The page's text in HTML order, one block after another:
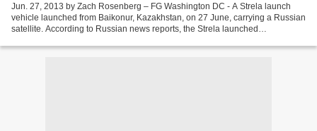
Jun. 27, 2013 by Zach Rosenberg – FG Washington DC - A Strela launch
vehicle launched from Baikonur, Kazakhstan, on 27 June, carrying a Russian
satellite. According to Russian news reports, the Strela launched